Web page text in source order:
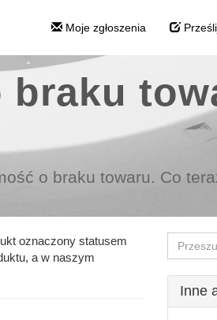
Moje zgłoszenia
braku
o braku towaru. Co
oznaczony statusem
, a w naszym
Inne